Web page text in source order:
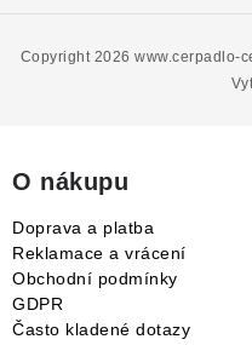
Copyright 2026www.cerpadlo-
O nákupu
Doprava a platba
Reklamace a vrácení
Obchodní podmínky
GDPR
Často kladené dotazy